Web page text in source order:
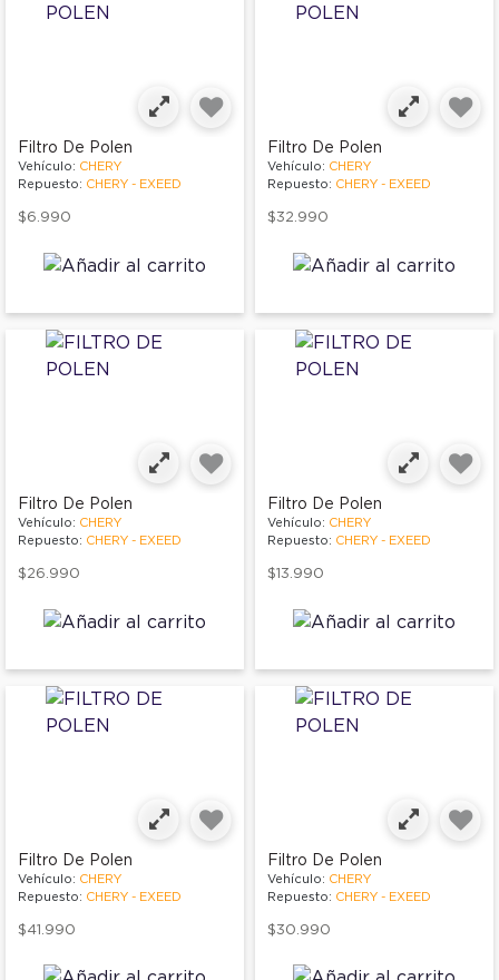
Filtro De Polen
Vehículo: CHERY
Repuesto: CHERY - EXEED
$6.990
Filtro De Polen
Vehículo: CHERY
Repuesto: CHERY - EXEED
$32.990
Filtro De Polen
Vehículo: CHERY
Repuesto: CHERY - EXEED
$26.990
Filtro De Polen
Vehículo: CHERY
Repuesto: CHERY - EXEED
$13.990
Filtro De Polen
Vehículo: CHERY
Repuesto: CHERY - EXEED
$41.990
Filtro De Polen
Vehículo: CHERY
Repuesto: CHERY - EXEED
$30.990